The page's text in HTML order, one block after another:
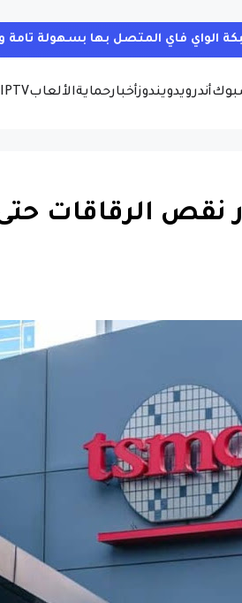
أندرويدويندوزأخبارحمايةالألعابIPTV